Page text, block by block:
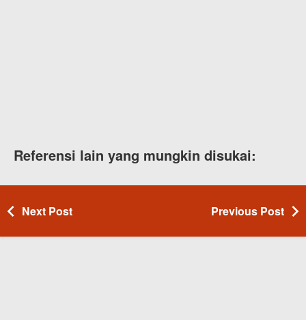
Referensi lain yang mungkin disukai:
Next Post Previous Post